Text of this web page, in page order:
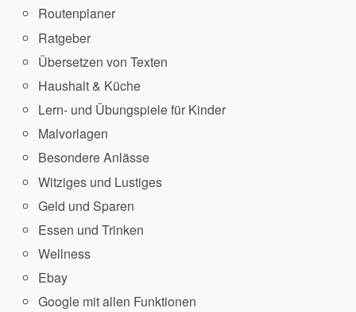
Routenplaner
Ratgeber
Übersetzen von Texten
Haushalt & Küche
Lern- und Übungspiele für Kinder
Malvorlagen
Besondere Anlässe
Witziges und Lustiges
Geld und Sparen
Essen und Trinken
Wellness
Ebay
Google mit allen Funktionen